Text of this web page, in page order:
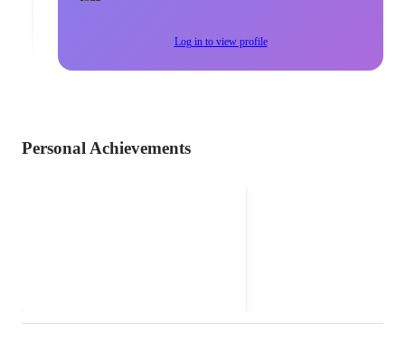
Log in to view profile
Personal Achievements